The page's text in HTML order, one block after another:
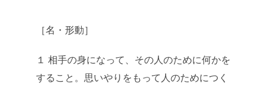
［名・形動］
１ 相手の身になって、その人のために何かを
すること。思いやりをもって人のためにつく